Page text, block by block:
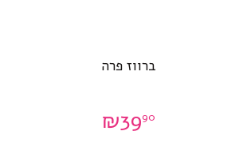
ברווז פרה
₪3990